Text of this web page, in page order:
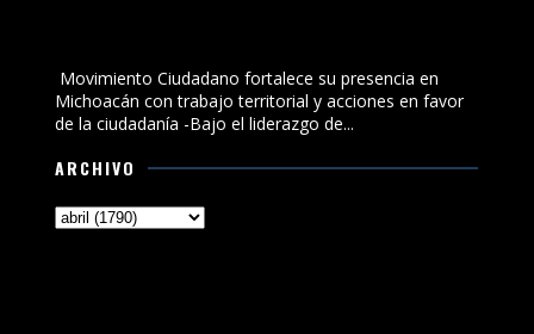
Movimiento Ciudadano fortalece su presencia en
Michoacán con trabajo territorial y acciones en favor
de la ciudadanía -Bajo el liderazgo de...
ARCHIVO